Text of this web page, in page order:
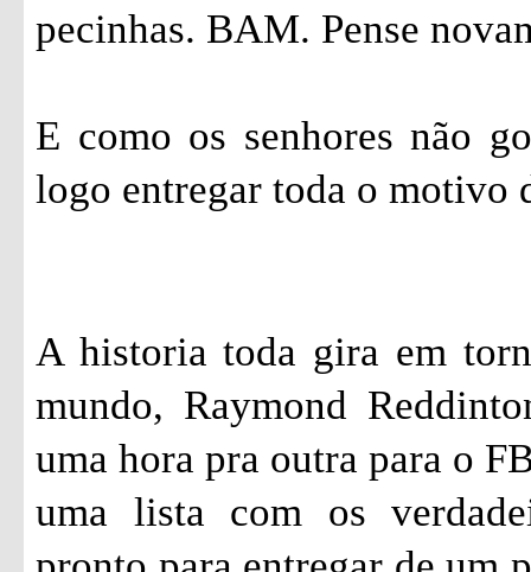
pecinhas. BAM. Pense
E como os senhores não
logo entregar toda o motivo
A historia toda gira em
mundo, Raymond
uma hora pra outra para o
uma lista com os